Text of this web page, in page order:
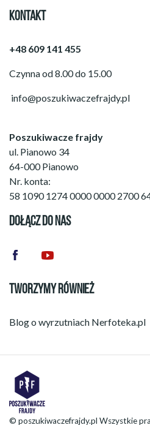
KONTAKT
+48 609 141 455
Czynna od 8.00 do 15.00
info@poszukiwaczefrajdy.pl
Poszukiwacze frajdy
ul. Pianowo 34
64-000 Pianowo
Nr. konta:
58 1090 1274 0000 0000 2700
DOŁĄCZ DO NAS
TWORZYMY RÓWNIEŻ
Blog o wyrzutniach Nerfoteka.pl
© poszukiwaczefrajdy.pl Wszystkie